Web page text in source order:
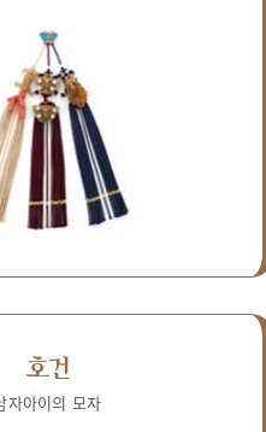
호건
자아이의 모자